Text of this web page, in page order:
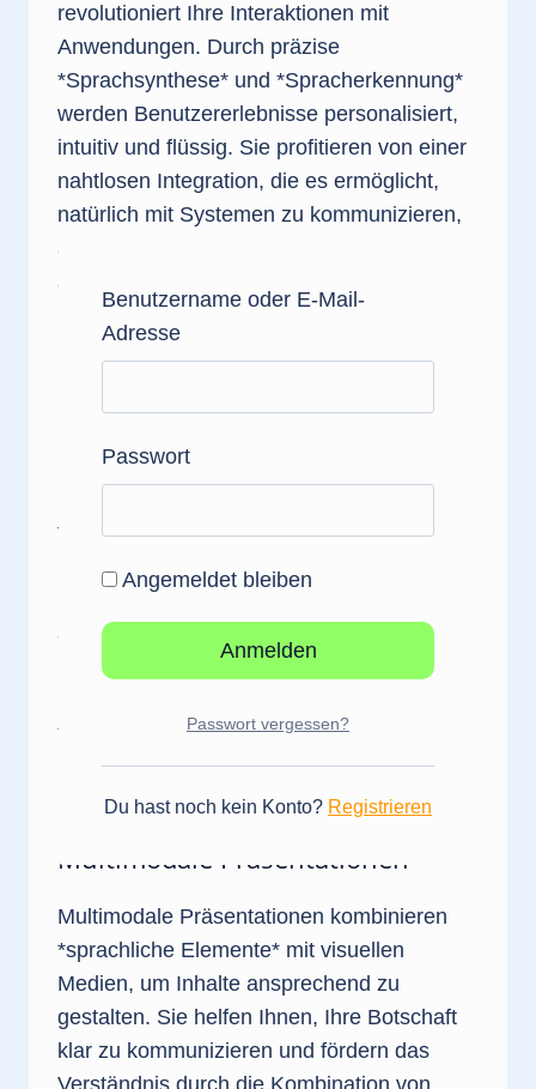
revolutioniert Ihre Interaktionen mit
Anwendungen. Durch präzise
*Sprachsynthese* und *Spracherkennung*
werden Benutzererlebnisse personalisiert,
intuitiv und flüssig. Sie profitieren von einer
nahtlosen Integration, die es ermöglicht,
natürlich mit Systemen zu kommunizieren,
anstatt sich auf komplexe Befehle zu
stützen. Diese Technologien fördern nicht
Interaktive Sprachsysteme
fortschrittliche Algorithmen, um *natürliche
Konversationen* zu ermöglichen. Sie
interagieren spielerisch und intelligent,
sodass Sie mit virtuellen Assistenzsystemen
komplexe Informationen abfragen können.
*sprachlichen Nuancen* und passen sich
Ihrem Sprechstil an, was die
Benutzererfahrung erheblich verbessert.
Multimodale Präsentationen
Multimodale Präsentationen kombinieren
*sprachliche Elemente* mit visuellen
Medien, um Inhalte ansprechend zu
gestalten. Sie helfen Ihnen, Ihre Botschaft
klar zu kommunizieren und fördern das
Benutzername oder E-Mail-
Adresse
Passwort
Angemeldet bleiben
Passwort vergessen?
Du hast noch kein Konto? Registrieren